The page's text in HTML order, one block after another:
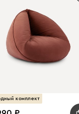
комплект